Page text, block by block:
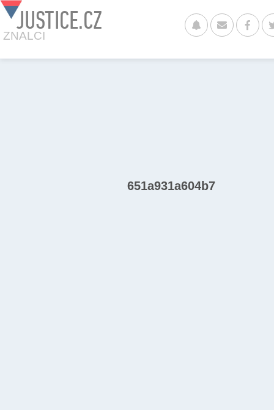
JUSTICE.CZ
ZNALCI
651a931a604b7